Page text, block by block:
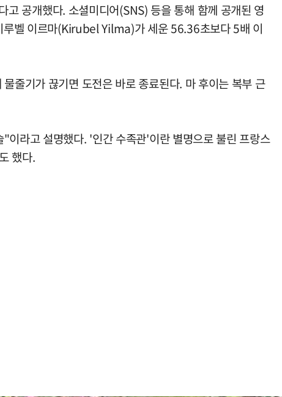
공개했다. 소셜미디어(SNS) 등을 통해 함께 공개된 영
루벨 이르마(Kirubel Yilma)가 세운 56.36초보다 5배 이
줄기가 끊기면 도전은 바로 종료된다. 마 후이는 복부 근
라고 설명했다. '인간 수족관'이란 별명으로 불린 프랑스
했다.